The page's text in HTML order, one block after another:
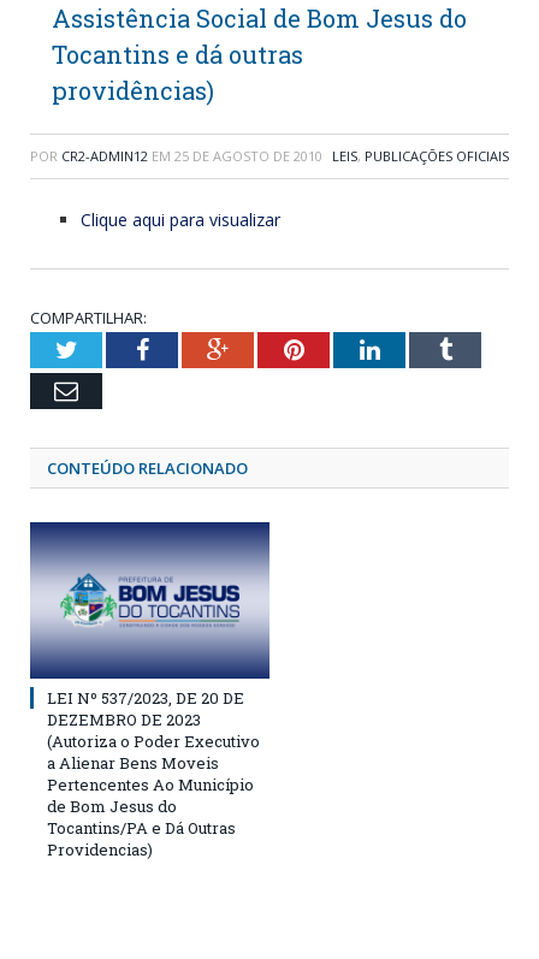
Assistência Social de Bom Jesus do
Tocantins e dá outras
providências)
POR CR2-ADMIN12 EM 25 DE AGOSTO DE 2010 LEIS, PUBLICAÇÕES OFICIAIS
Clique aqui para visualizar
COMPARTILHAR:
TwitterFacebookGoogle+PinterestLinkedInTumblr
Email
CONTEÚDO RELACIONADO
LEI Nº 537/2023, DE 20 DE
DEZEMBRO DE 2023
(Autoriza o Poder Executivo
a Alienar Bens Moveis
Pertencentes Ao Município
de Bom Jesus do
Tocantins/PA e Dá Outras
Providencias)